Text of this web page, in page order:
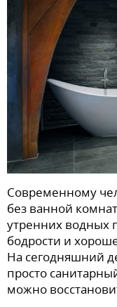
Современному
без ванной
утренних водных
бодрости и
На сегодняшний
просто
можно